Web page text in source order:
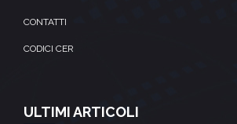
CONTATTI
CODICI CER
ULTIMI ARTICOLI